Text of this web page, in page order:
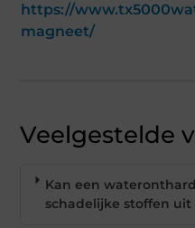
https://
magneet/
Veelgestelde
Kan een
schadelijke stoffen